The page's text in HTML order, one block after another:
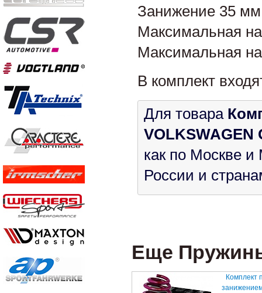
Занижение 35
Максимальная
Максимальная
В комплект
Для товара
VOLKSWAGEN
как по Москве и
России и
Еще
Комплект